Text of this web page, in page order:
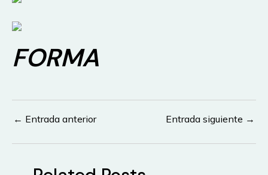
FORMA
Navegación
entradas
← Entrada anterior Entrada siguiente →